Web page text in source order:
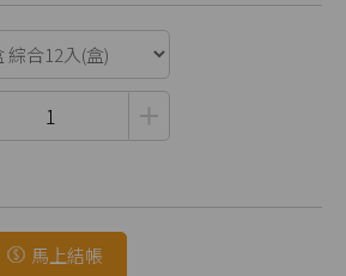
馬上結帳